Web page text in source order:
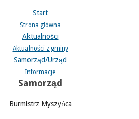
Start
Strona główna
Aktualności
Aktualności z gminy
Samorząd/Urząd
Informacje
Samorząd
Burmistrz Myszyńca